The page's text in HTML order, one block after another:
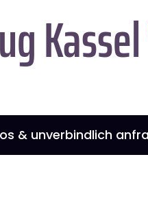
Kassel
& unverbindlich